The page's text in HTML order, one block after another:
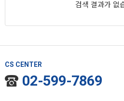
검색 결과가 없
CS CENTER
02-599-7869